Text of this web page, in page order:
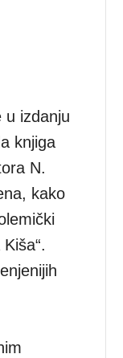
u izdanju
knjiga
N.
kako